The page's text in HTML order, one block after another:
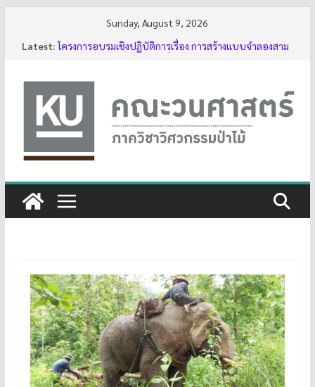
Sunday, August 9, 2026
Latest: โครงการอบรมเชิงปฏิบัติการเรื่อง การสร้างแบบจำลองสาม
กิจกรรมนิสิต ปีการศึกษา 2569
ทุนสนับสนุนโครงงานนิสิตผ่านอาจารย์ที่ปรึกษา
บรรยากาศการอบรมเชิงปฏิบัติการเรื่อง การสร้างแบบ
จำลองสามมิติของต้นไม้ด้วย LiDAR รุ่นที่ 5